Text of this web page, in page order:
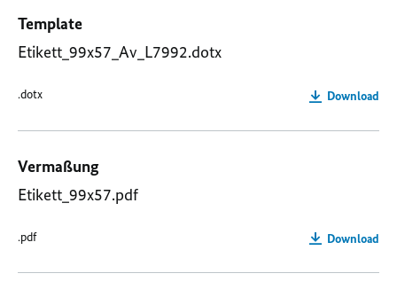
Template
Etikett_99x57_Av_L7992.dotx
.dotx Download
Vermaßung
Etikett_99x57.pdf
.pdf Download